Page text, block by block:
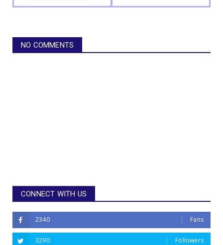
NO COMMENTS
CONNECT WITH US
2340 Fans
3290 Followers